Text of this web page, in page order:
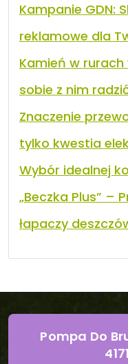
Kampanie GDN:
reklamowe dla
Kamień w
sobie z nim
Znaczenie
tylko kwestia
Wybór idealnej
„Beczka Plus” –
łapaczy
Pompa Do